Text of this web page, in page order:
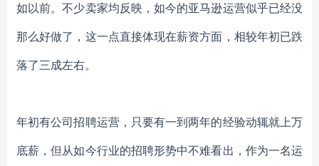
如以前。不少卖家均反映，如今的亚马逊运营似乎已经没
那么好做了，这一点直接体现在薪资方面，相较年初已跌
落了三成左右。
年初有公司招聘运营，只要有一到两年的经验动辄就上万
底薪，但从如今行业的招聘形势中不难看出，作为一名运